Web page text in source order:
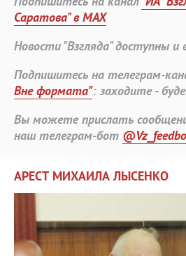
Саратова" в MAX
Новости "Взгляда" доступны и
Подпишитесь на телеграм-
Вне формата": заходите -
Вы можете прислать
наш телеграм-бот
АРЕСТ МИХАИЛА ЛЫСЕНКО